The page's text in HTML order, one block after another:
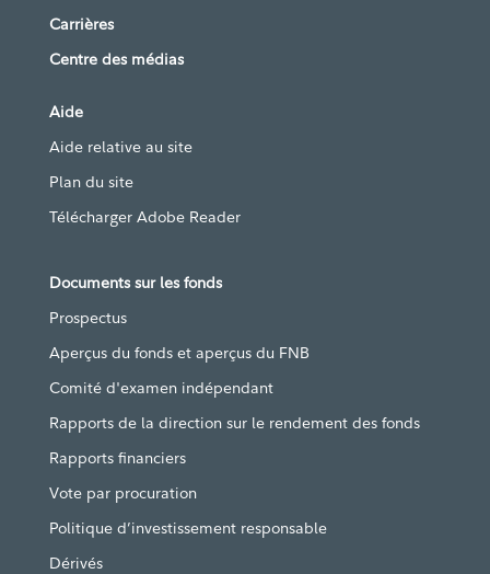
Carrières
Centre des médias
Aide
Aide relative au site
Plan du site
Télécharger Adobe Reader
Documents sur les fonds
Prospectus
Aperçus du fonds et aperçus du FNB
Comité d'examen indépendant
Rapports de la direction sur le rendement des fonds
Rapports financiers
Vote par procuration
Politique d’investissement responsable
Dérivés